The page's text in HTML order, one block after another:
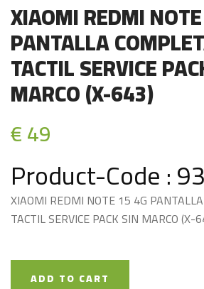
XIAOMI REDMI
PANTALLA
TACTIL SERVICE
MARCO (X-643)
€ 49
Product-Code :
XIAOMI REDMI NOTE 15 4G
TACTIL SERVICE PACK SIN MARCO (X-
ADD TO CART